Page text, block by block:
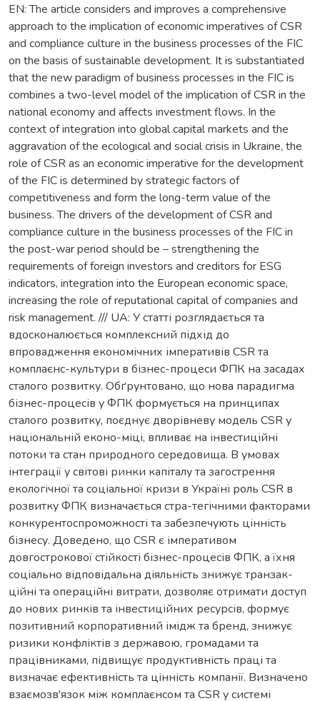
EN: The article considers and improves a comprehensive
approach to the implication of economic imperatives of CSR
and compliance culture in the business processes of the FIC
on the basis of sustainable development. It is substantiated
that the new paradigm of business processes in the FIC is
combines a two-level model of the implication of CSR in the
national economy and affects investment flows. In the
context of integration into global capital markets and the
aggravation of the ecological and social crisis in Ukraine, the
role of CSR as an economic imperative for the development
of the FIC is determined by strategic factors of
competitiveness and form the long-term value of the
business. The drivers of the development of CSR and
compliance culture in the business processes of the FIC in
the post-war period should be – strengthening the
requirements of foreign investors and creditors for ESG
indicators, integration into the European economic space,
increasing the role of reputational capital of companies and
risk management. /// UA: У статті розглядається та
вдосконалюється комплексний підхід до
впровадження економічних імперативів CSR та
комплаєнс-культури в бізнес-процеси ФПК на засадах
сталого розвитку. Обґрунтовано, що нова парадигма
бізнес-процесів у ФПК формується на принципах
сталого розвитку, поєднує дворівневу модель CSR у
національній еконо-міці, впливає на інвестиційні
потоки та стан природного середовища. В умовах
інтеграції у світові ринки капіталу та загострення
екологічної та соціальної кризи в Україні роль CSR в
розвитку ФПК визначається стра-тегічними факторами
конкурентоспроможності та забезпечують цінність
бізнесу. Доведено, що CSR є імперативом
довгострокової стійкості бізнес-процесів ФПК, а їхня
соціально відповідальна діяльність знижує транзак-
ційні та операційні витрати, дозволяє отримати доступ
до нових ринків та інвестиційних ресурсів, формує
позитивний корпоративний імідж та бренд, знижує
ризики конфліктів з державою, громадами та
працівниками, підвищує продуктивність праці та
визначає ефективність та цінність компанії. Визначено
взаємозв'язок між комплаєнсом та CSR у системі